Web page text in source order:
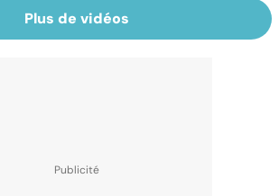
Plus de vidéos